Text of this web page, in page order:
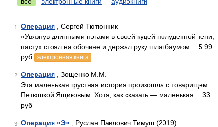
1 Операция , Сергей Тютюнник
«Увязнув длинными ногами в своей куцей полуденной тени,
пастух стоял на обочине и держал руку шлагбаумом… 5.99
руб
электронная книга
2 Операция , Зощенко М.М.
Эта маленькая грустная история произошла с товарищем
Петюшкой Ящиковым. Хотя, как сказать — маленькая… 33
руб
3 Операция «Э» , Руслан Павлович Тимуш (2019)